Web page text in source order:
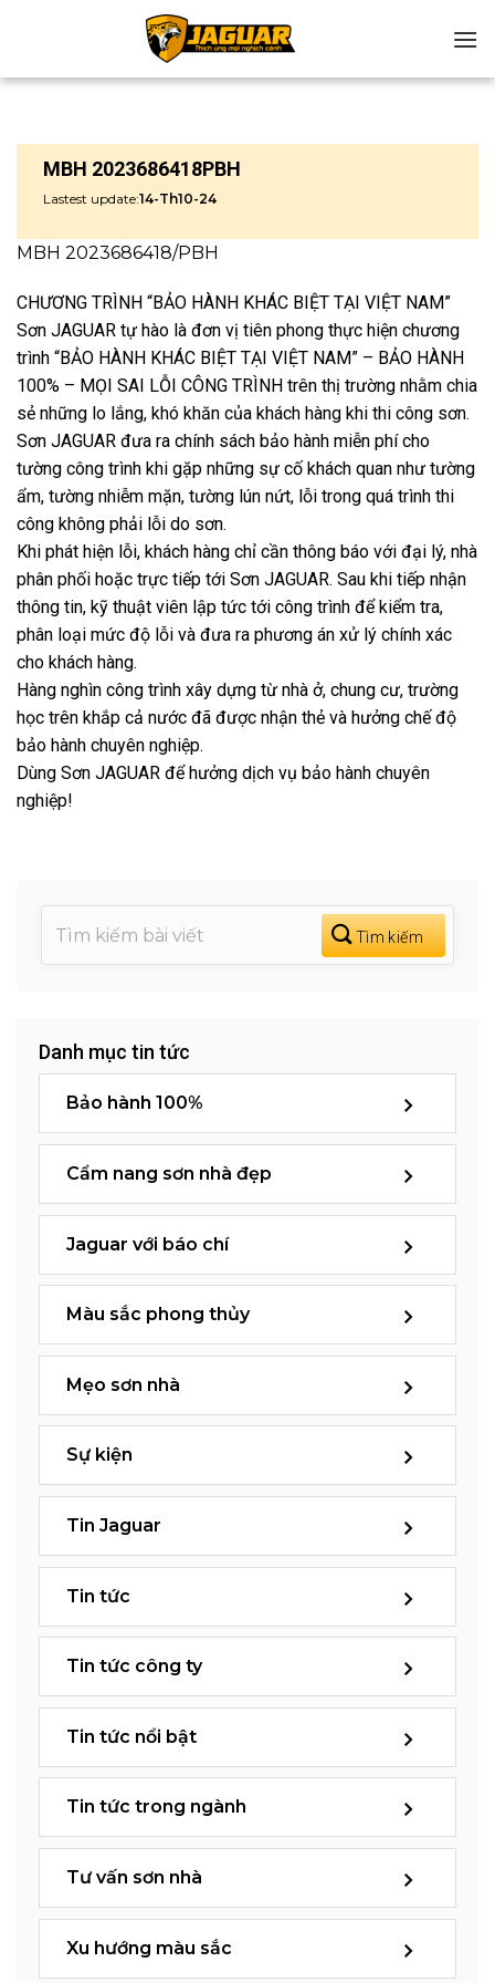
MBH 2023686418PBH
Lastest update:14-Th10-24
MBH 2023686418/PBH
CHƯƠNG TRÌNH “BẢO HÀNH KHÁC BIỆT TẠI VIỆT NAM”
Sơn JAGUAR tự hào là đơn vị tiên phong thực hiện chương
trình “BẢO HÀNH KHÁC BIỆT TẠI VIỆT NAM” – BẢO HÀNH
100% – MỌI SAI LỖI CÔNG TRÌNH trên thị trường nhằm chia
sẻ những lo lắng, khó khăn của khách hàng khi thi công sơn.
Sơn JAGUAR đưa ra chính sách bảo hành miễn phí cho
tường công trình khi gặp những sự cố khách quan như tường
ẩm, tường nhiễm mặn, tường lún nứt, lỗi trong quá trình thi
công không phải lỗi do sơn.
Khi phát hiện lỗi, khách hàng chỉ cần thông báo với đại lý, nhà
phân phối hoặc trực tiếp tới Sơn JAGUAR. Sau khi tiếp nhận
thông tin, kỹ thuật viên lập tức tới công trình để kiểm tra,
phân loại mức độ lỗi và đưa ra phương án xử lý chính xác
cho khách hàng.
Hàng nghìn công trình xây dựng từ nhà ở, chung cư, trường
học trên khắp cả nước đã được nhận thẻ và hưởng chế độ
bảo hành chuyên nghiệp.
Dùng Sơn JAGUAR để hưởng dịch vụ bảo hành chuyên
nghiệp!
Danh mục tin tức
Bảo hành 100%
Cẩm nang sơn nhà đẹp
Jaguar với báo chí
Màu sắc phong thủy
Mẹo sơn nhà
Sự kiện
Tin Jaguar
Tin tức
Tin tức công ty
Tin tức nổi bật
Tin tức trong ngành
Tư vấn sơn nhà
Xu hướng màu sắc